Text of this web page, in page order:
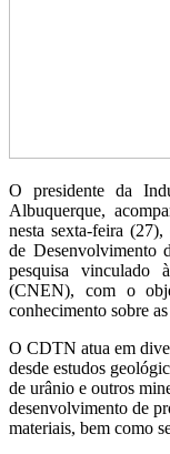
O presidente da
Albuquerque,
nesta sexta-feira
de Desenvolvimento
pesquisa vinculado
(CNEN), com o
conhecimento sobre
O CDTN atua em
desde estudos
de urânio e outros
desenvolvimento de
materiais, bem como